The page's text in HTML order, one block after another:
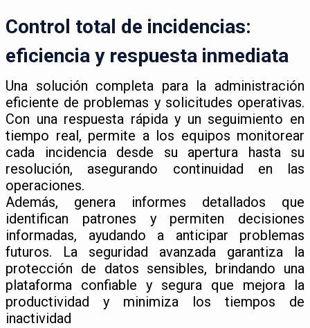
Control total de incidencias:
eficiencia y respuesta inmediata
Una solución completa para la administración
eficiente de problemas y solicitudes operativas.
Con una respuesta rápida y un seguimiento en
tiempo real, permite a los equipos monitorear
cada incidencia desde su apertura hasta su
resolución, asegurando continuidad en las
operaciones.
Además, genera informes detallados que
identifican patrones y permiten decisiones
informadas, ayudando a anticipar problemas
futuros. La seguridad avanzada garantiza la
protección de datos sensibles, brindando una
plataforma confiable y segura que mejora la
productividad y minimiza los tiempos de
inactividad